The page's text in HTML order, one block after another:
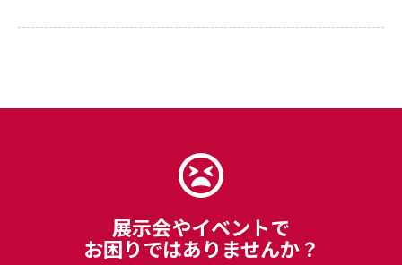
展示会やイベントで
お困りではありませんか？